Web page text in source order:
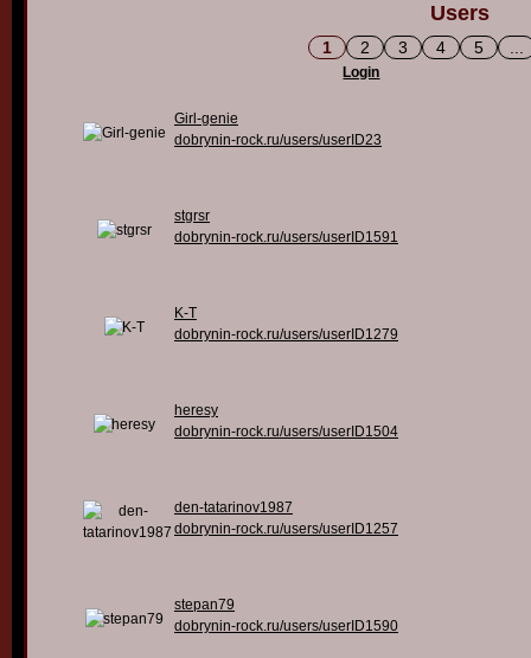
Users
1 2 3 4 5
Login
Girl-genie
dobrynin-rock.ru/users/userID23
stgrsr
dobrynin-rock.ru/users/userID1591
K-T
dobrynin-rock.ru/users/userID1279
heresy
dobrynin-rock.ru/users/userID1504
den-tatarinov1987
dobrynin-rock.ru/users/userID1257
stepan79
dobrynin-rock.ru/users/userID1590